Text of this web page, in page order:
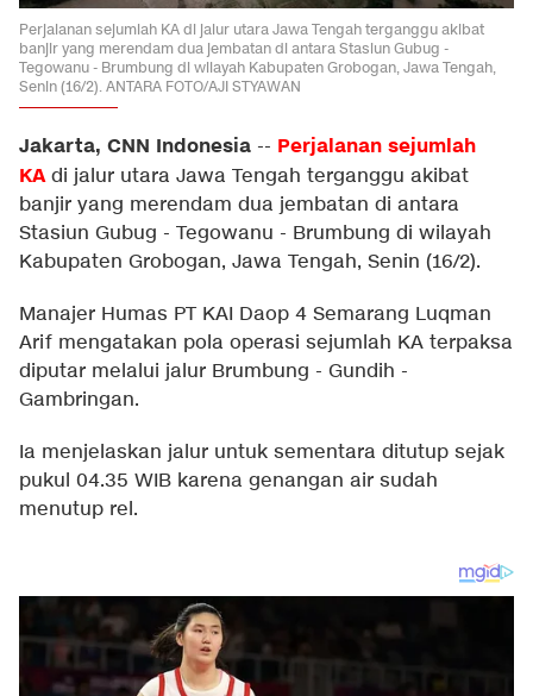
Perjalanan sejumlah KA di jalur utara Jawa Tengah terganggu akibat
banjir yang merendam dua jembatan di antara Stasiun Gubug -
Tegowanu - Brumbung di wilayah Kabupaten Grobogan, Jawa Tengah,
Senin (16/2). ANTARA FOTO/AJI STYAWAN
Jakarta, CNN Indonesia -- Perjalanan sejumlah
KAdi jalur utara Jawa Tengah terganggu akibat
banjir yang merendam dua jembatan di antara
Stasiun Gubug - Tegowanu - Brumbung di wilayah
Kabupaten Grobogan, Jawa Tengah, Senin (16/2).
Manajer Humas PT KAI Daop 4 Semarang Luqman
Arif mengatakan pola operasi sejumlah KA terpaksa
diputar melalui jalur Brumbung - Gundih -
Gambringan.
Ia menjelaskan jalur untuk sementara ditutup sejak
pukul 04.35 WIB karena genangan air sudah
menutup rel.